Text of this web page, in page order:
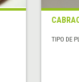
TIPO DE